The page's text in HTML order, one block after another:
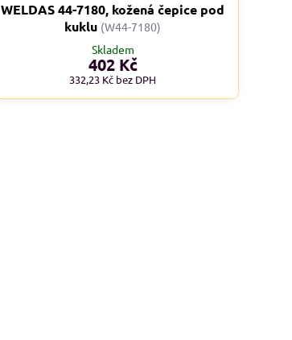
WELDAS 44-7180, kožená čepice pod
kuklu (W44-7180)
Skladem
402 Kč
332,23 Kč bez DPH